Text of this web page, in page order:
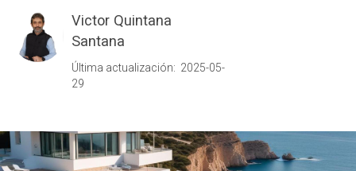
Victor Quintana
Santana
Última actualización: 2025-05-
29